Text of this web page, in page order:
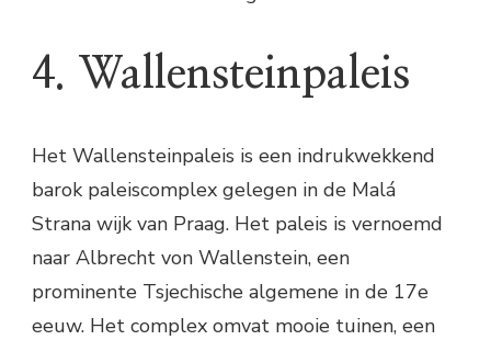
4. Wallensteinpaleis
Het Wallensteinpaleis is een indrukwekkend
barok paleiscomplex gelegen in de Malá
Strana wijk van Praag. Het paleis is vernoemd
naar Albrecht von Wallenstein, een
prominente Tsjechische algemene in de 17e
eeuw. Het complex omvat mooie tuinen, een